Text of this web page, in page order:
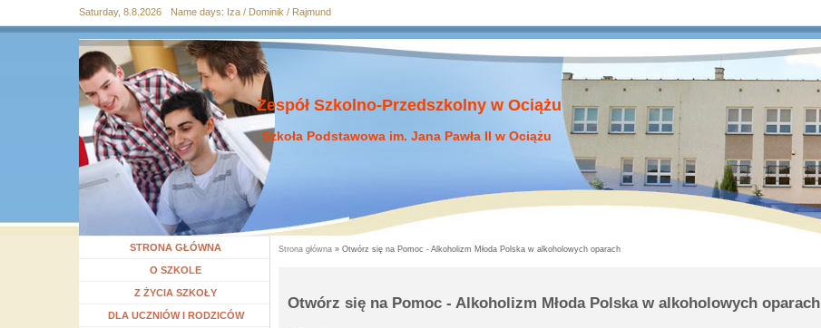
Przejdź
Przejdź do
wyszukiwania
Przejdź
Przejdź
Przejdź
Saturday, 8.8.2026 Name days: Iza / Dominik / Rajmund
Zespół Szkolno-Przedszkolny w Ociążu
Szkoła Podstawowa im. Jana Pawła II w Ociążu
STRONA GŁÓWNA
Rozwiń menu
O SZKOLE
Rozwiń menu
Z ŻYCIA SZKOŁY
Rozwiń menu
DLA UCZNIÓW I RODZICÓW
Strona główna » Otwórz się na Pomoc - Alkoholizm Młoda Polska w alkoholowych oparach
Otwórz się na Pomoc - Alkoholizm Młoda Polska w alkoholowych oparach